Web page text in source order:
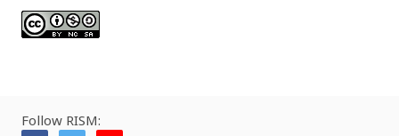
Follow RISM: